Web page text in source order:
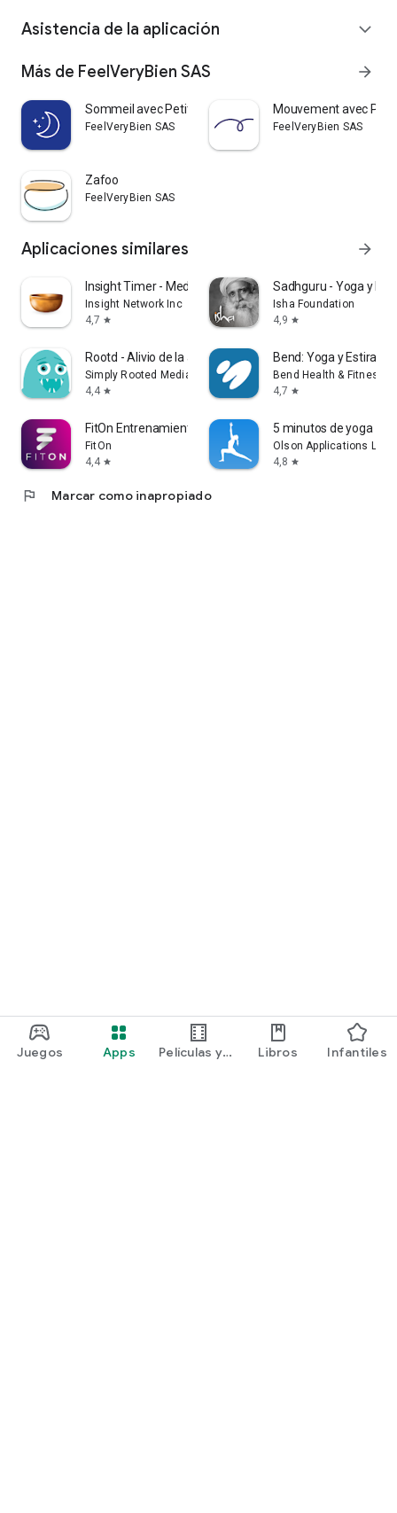
Juegos Apps
Películas y
Libros Infantiles
Asistencia de la aplicación expand_more
Más de FeelVeryBien SAS arrow_forward
Sommeil avec Petit BamBou
FeelVeryBien SAS
Mouvement avec
FeelVeryBien SAS
Zafoo
FeelVeryBien SAS
Aplicaciones similares arrow_forward
Insight Timer - Meditación
Insight Network Inc
4,7 star
Sadhguru - Yoga y
Isha Foundation
4,9 star
Rootd - Alivio de la ansiedad
Simply Rooted Media
4,4 star
Bend: Yoga y
Bend Health & Fitness,
4,7 star
FitOn Entrenamientos y Fitness
FitOn
4,4 star
5 minutos de yoga
Olson Applications Ltd
4,8 star
flag Marcar como inapropiado